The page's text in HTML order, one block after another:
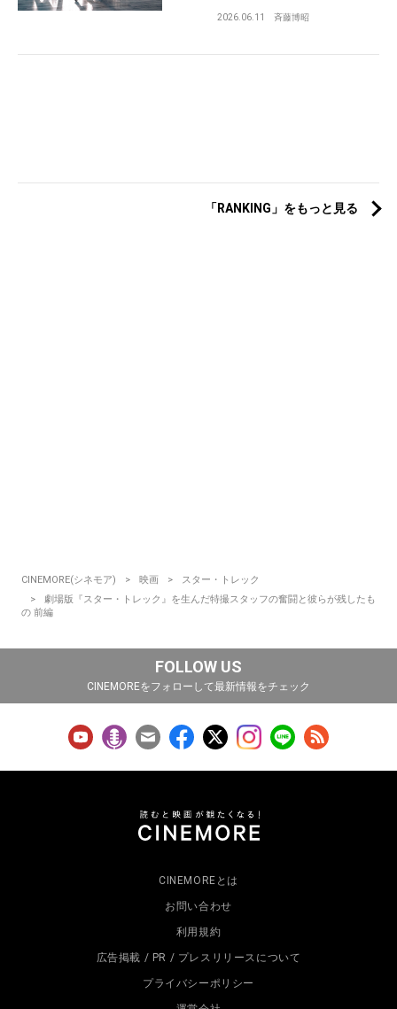
2026.06.11 斉藤博昭
「RANKING」をもっと見る
CINEMORE(シネモア) 映画
スター・トレック
劇場版『スター・トレック』を生んだ特撮スタッフの奮闘と彼らが残したも
の 前編
FOLLOW US
CINEMOREをフォローして最新情報をチェック
CINEMOREとは
お問い合わせ
利用規約
広告掲載 / PR / プレスリリースについて
プライバシーポリシー